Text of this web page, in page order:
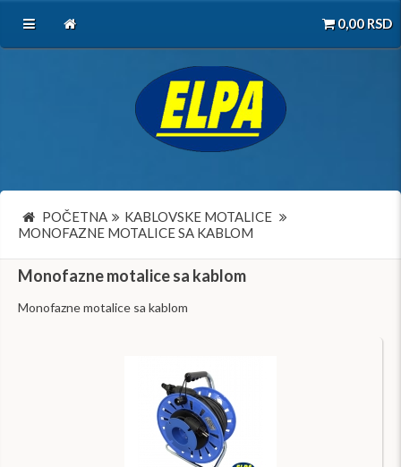
0,00RSD
POČETNA
KABLOVSKE MOTALICE
MONOFAZNE MOTALICE SA KABLOM
Monofazne motalice sa kablom
Monofazne motalice sa kablom